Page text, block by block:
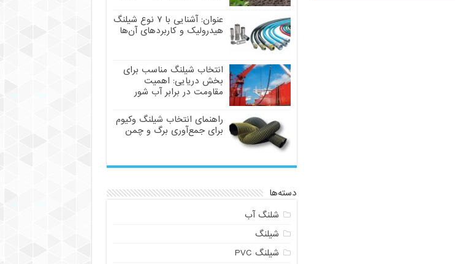
عنوان: آشنایی با ۷ نوع شیلنگ
هیدرولیک و کاربردهای آن‌ها
انتخاب شیلنگ مناسب برای
بخش دریایی: اهمیت
مقاومت در برابر آب شور
راهنمای انتخاب شیلنگ وکیوم
برای جمع‌آوری برگ و چمن
دسته‌ها
شلنگ آب
شیلنگ
شیلنگ PVC